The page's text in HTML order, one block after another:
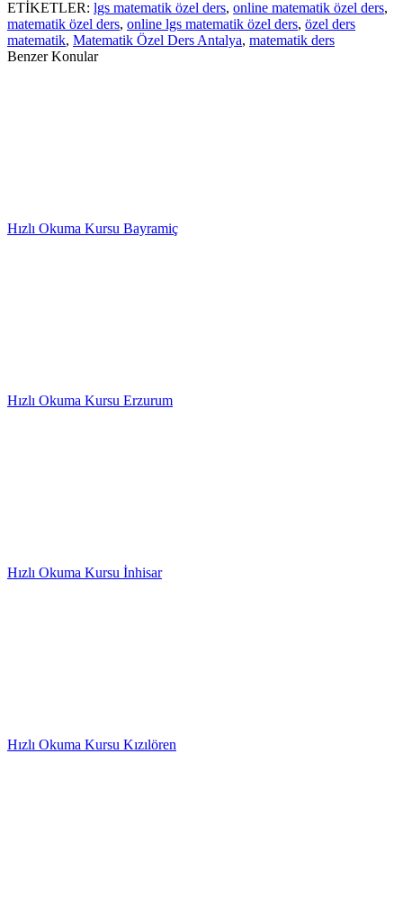
ETİKETLER: lgs matematik özel ders, online matematik özel ders,
matematik özel ders, online lgs matematik özel ders, özel ders
matematik, Matematik Özel Ders Antalya, matematik ders
Benzer Konular
Hızlı Okuma Kursu Bayramiç
Hızlı Okuma Kursu Erzurum
Hızlı Okuma Kursu İnhisar
Hızlı Okuma Kursu Kızılören